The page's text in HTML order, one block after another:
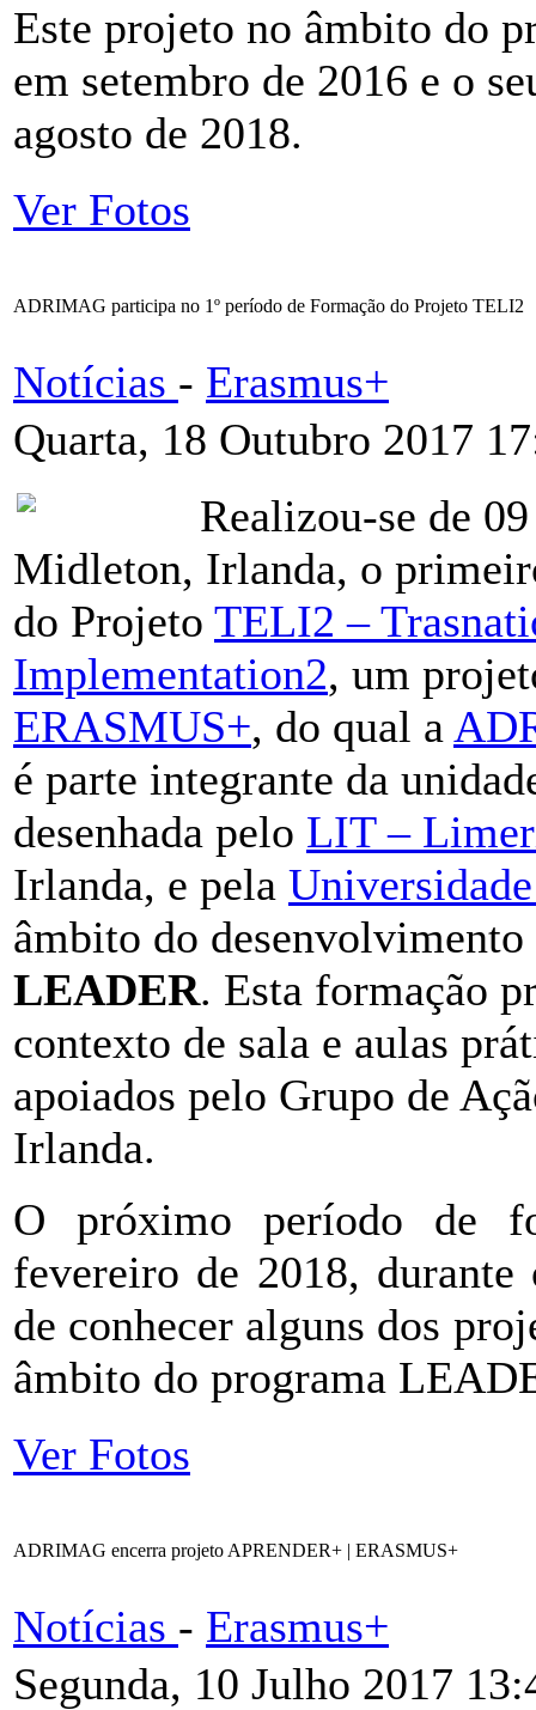
Este projeto no âmbito do
em setembro de 2016 e o
agosto de 2018.
Ver Fotos
ADRIMAG participa no 1º período de Formação do Projeto TELI2
Notícias - Erasmus+
Quarta, 18 Outubro 2017
Realizou-se de
Midleton, Irlanda, o
do Projeto TELI2 –
Implementation2, um
ERASMUS+, do qual a
é parte integrante da
desenhada pelo LIT –
Irlanda, e pela
âmbito do
LEADER. Esta formação
contexto de sala e aulas
apoiados pelo Grupo de
Irlanda.
O próximo período de
fevereiro de 2018,
de conhecer alguns dos
âmbito do programa
Ver Fotos
ADRIMAG encerra projeto APRENDER+ | ERASMUS+
Notícias - Erasmus+
Segunda, 10 Julho 2017